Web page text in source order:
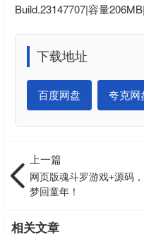
Build.23147707|容量
下载地址
百度网盘 夸克网
上一篇
网页版魂斗罗游戏+源码，
梦回童年！
相关文章